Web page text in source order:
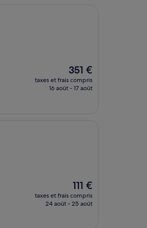
Le
nouveau
prix
351 €
taxes et frais compris
16 août - 17 août
Le
nouveau
prix
111 €
taxes et frais compris
24 août - 25 août